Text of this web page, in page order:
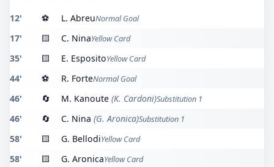
12' ⚽ L. AbreuNormal Goal
17' 🟨 C. NinaYellow Card
35' 🟨 E. EspositoYellow Card
44' ⚽ R. ForteNormal Goal
46' 🔄 M. Kanoute (K. Cardoni)Substitution 1
46' 🔄 C. Nina (G. Aronica)Substitution 1
58' 🟨 G. BellodiYellow Card
58' 🟨 G. AronicaYellow Card